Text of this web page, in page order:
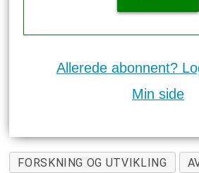
Allerede abonnent?
Min side
FORSKNING OG UTVIKLING